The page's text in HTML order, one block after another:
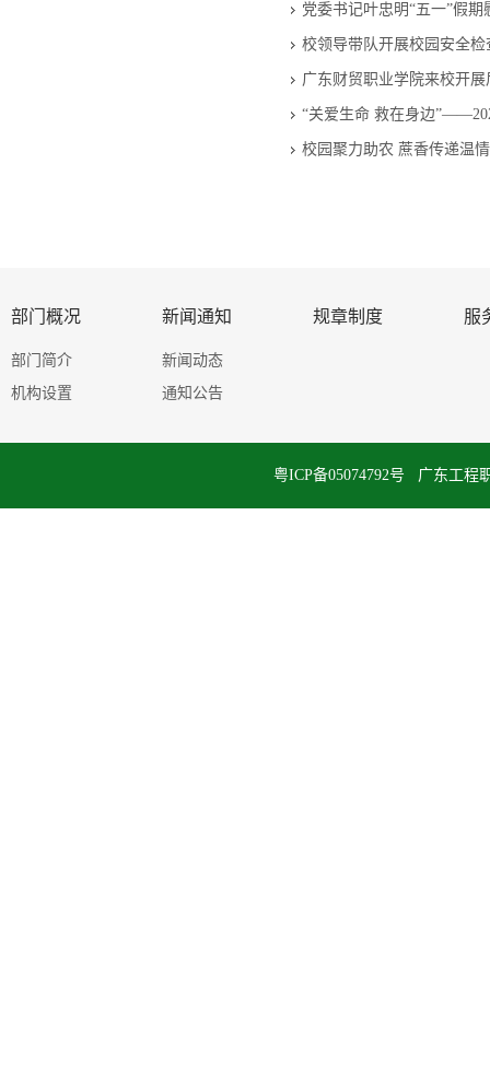
党委书记叶忠明“五一”假
校领导带队开展校园安全检
广东财贸职业学院来校开
“关爱生命 救在身边
校园聚力助农 蔗香传递温
部门概况
部门简介
机构设置
新闻通知
新闻动态
通知公告
规章制度 服
粤ICP备05074792号 广东工程